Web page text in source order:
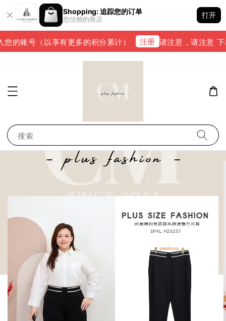
Shopping: 追踪您的订单
您信赖的商店
打开
的账号（以享有更多的积分累计） 注册 请注意，请注意 下
搜索